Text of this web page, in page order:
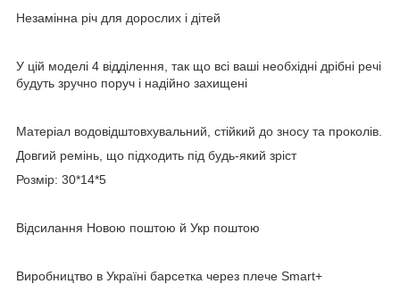
Незамінна річ для дорослих і дітей
У цій моделі 4 відділення, так що всі ваші необхідні дрібні речі
будуть зручно поруч і надійно захищені
Матеріал водовідштовхувальний, стійкий до зносу та проколів.
Довгий ремінь, що підходить під будь-який зріст
Розмір: 30*14*5
Відсилання Новою поштою й Укр поштою
Виробництво в Україні барсетка через плече Smart+